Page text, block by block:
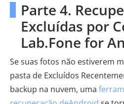
Parte 4.
Excluídas por
Lab.Fone for
Se suas fotos não estiverem
pasta de Excluídos
backup na nuvem, uma